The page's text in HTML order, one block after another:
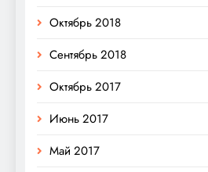
Октябрь 2018
Сентябрь 2018
Октябрь 2017
Июнь 2017
Май 2017